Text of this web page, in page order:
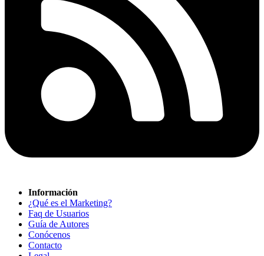
Información
¿Qué es el Marketing?
Faq de Usuarios
Guía de Autores
Conócenos
Contacto